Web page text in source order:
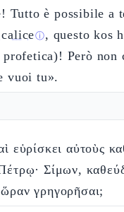
Tutto è possibile a
ⓘ, questo kos
Però non
vuoi tu».
εὑρίσκει αὐτοὺς
Σίμων,
γρηγορῆσαι;